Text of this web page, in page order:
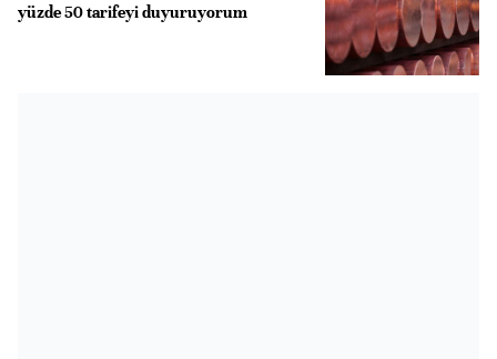
yüzde 50 tarifeyi duyuruyorum